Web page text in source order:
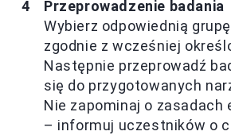
Przeprowadzenie badania
Wybierz odpowiednią
zgodnie z wcześniej
Następnie przeprowadź
się do przygotowanych
Nie zapominaj o zasadach
– informuj uczestników o